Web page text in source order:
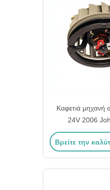
Καφετιά μηχανή
24V 2006
εξουσιοδότηση
AL58527
Βρείτε την